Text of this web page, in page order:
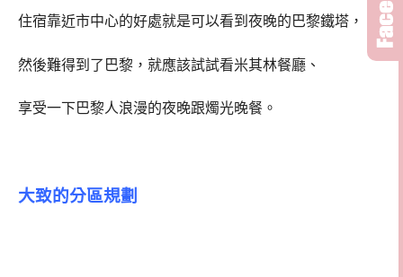
住宿靠近市中心的好處就是可以看到夜晚的巴黎鐵塔，
然後難得到了巴黎，就應該試試看米其林餐廳、
享受一下巴黎人浪漫的夜晚跟燭光晚餐。
大致的分區規劃